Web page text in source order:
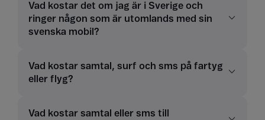
Vad kostar det om jag är i Sverige och
ringer någon som är utomlands med sin
svenska mobil?
Vad kostar samtal, surf och sms på fartyg
eller flyg?
Vad kostar samtal eller sms till